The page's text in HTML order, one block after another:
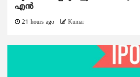
എൻ
21 hours ago Kumar